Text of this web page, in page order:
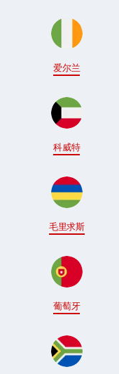
爱尔兰
科威特
毛里求斯
葡萄牙